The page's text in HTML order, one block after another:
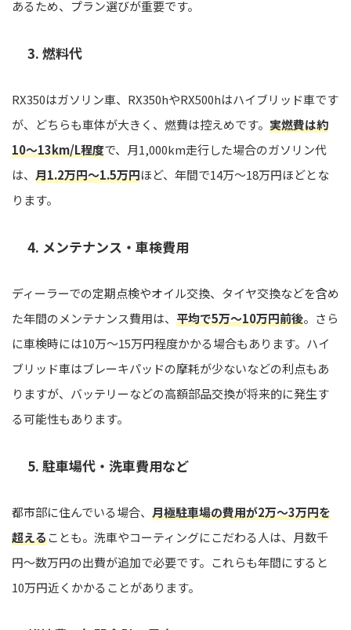
あるため、プラン選びが重要です。
3. 燃料代
RX350はガソリン車、RX350hやRX500hはハイブリッド車です
が、どちらも車体が大きく、燃費は控えめです。 実燃費は約
10〜13km/L程度で、月1,000km走行した場合のガソリン代
は、 月1.2万円〜1.5万円ほど、年間で14万〜18万円ほどとな
ります。
4. メンテナンス・車検費用
ディーラーでの定期点検やオイル交換、タイヤ交換などを含め
た年間のメンテナンス費用は、 平均で5万〜10万円前後。さら
に車検時には10万〜15万円程度かかる場合もあります。ハイ
ブリッド車はブレーキパッドの摩耗が少ないなどの利点もあ
りますが、バッテリーなどの高額部品交換が将来的に発生す
る可能性もあります。
5. 駐車場代・洗車費用など
都市部に住んでいる場合、 月極駐車場の費用が2万〜3万円を
超えることも。洗車やコーティングにこだわる人は、月数千
円〜数万円の出費が追加で必要です。これらも年間にすると
10万円近くかかることがあります。